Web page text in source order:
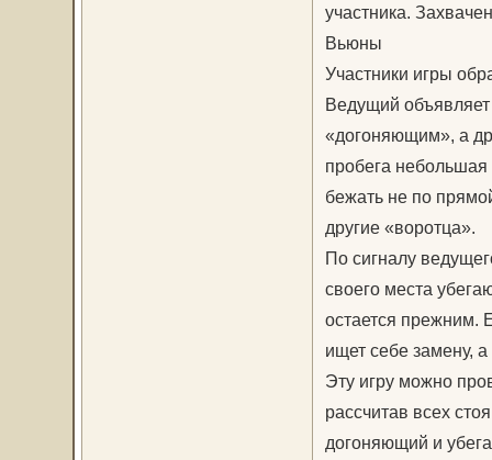
участника.
Вьюны
Участники игры
Ведущий
«догоняющим», а
пробега небольшая
бежать не по
другие «воротца».
По сигналу
своего места
остается прежним.
ищет себе замену,
Эту игру можно
рассчитав всех
догоняющий и